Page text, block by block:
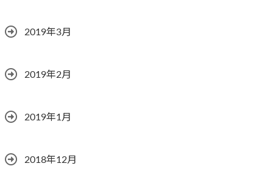
2019年3月
2019年2月
2019年1月
2018年12月